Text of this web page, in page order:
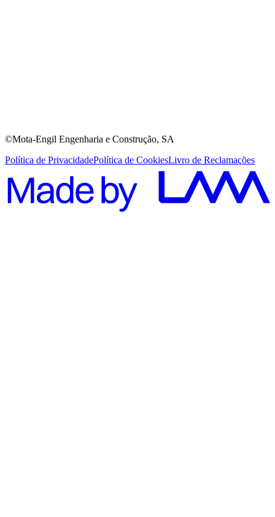
©Mota-Engil Engenharia e Construção, SA
Política de PrivacidadePolítica de CookiesLivro de Reclamações